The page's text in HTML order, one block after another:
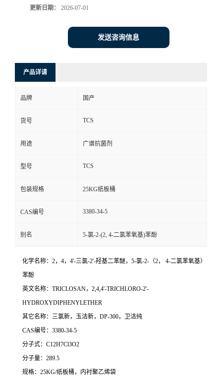
更新日期： 2026-07-01
发送咨询信息
产品详请
品牌 国产
货号 TCS
用途 广谱抗菌剂
型号 TCS
包装规格 25KG纸板桶
CAS编号 3380-34-5
别名 5-氯-2-(2, 4-二氯苯氧基)苯酚
化学名称：2，4，4'-三氯-2'-羟基二苯醚，5-氯-2-（2， 4-二氯苯氧基）
苯酚
英文名称：TRICLOSAN，2,4,4'-TRICHLORO-2'-
HYDROXYDIPHENYLETHER
其它名称：三氯新，玉洁新，DP-300，卫洁纯
CAS编号：3380-34-5
分子式：C12H7Cl3O2
分子量：289.5
规格：25KG/纸板桶，内衬聚乙烯袋